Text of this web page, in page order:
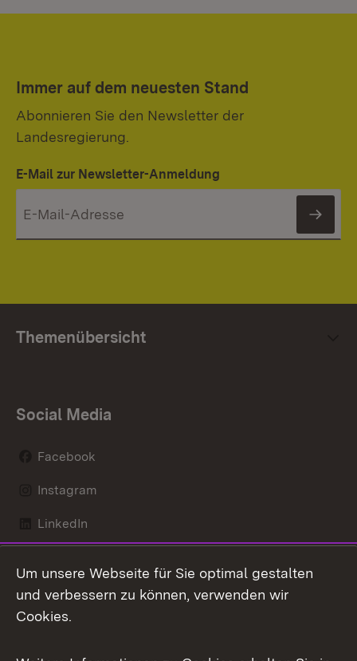
Immer auf dem neuesten Stand
Abonnieren Sie den Newsletter der
Landesregierung.
E-Mail zur Newsletter-Anmeldung
Themenübersicht
Social Media
Facebook
Instagram
LinkedIn
X / Twitter
Youtube
Um unsere Webseite für Sie optimal gestalten
und verbessern zu können, verwenden wir
Cookies.